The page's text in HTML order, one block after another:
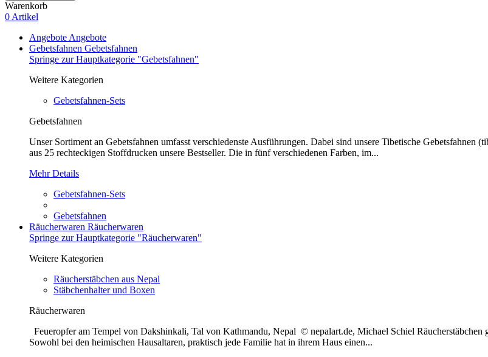
Warenkorb
0 Artikel
Angebote Angebote
Gebetsfahnen Gebetsfahnen
Springe zur Hauptkategorie "Gebetsfahnen"
Weitere Kategorien
Gebetsfahnen-Sets
Gebetsfahnen
Unser Sortiment an Gebetsfahnen umfasst verschiedenste Ausführungen. Dabei sind unsere Tibetische
aus 25 rechteckigen Stoffdrucken unsere Bestseller. Die in fünf verschiedenen Farben, im...
Mehr Details
Gebetsfahnen-Sets
Gebetsfahnen
Räucherwaren Räucherwaren
Springe zur Hauptkategorie "Räucherwaren"
Weitere Kategorien
Räucherstäbchen aus Nepal
Stäbchenhalter und Boxen
Räucherwaren
Feueropfer am Tempel von Dakshinkali, Tal von Kathmandu, Nepal © nepalart.de, Michael Schiel
Sowohl bei den heimischen Hausaltaren, praktisch jede Familie hat in ihrem Haus einen...